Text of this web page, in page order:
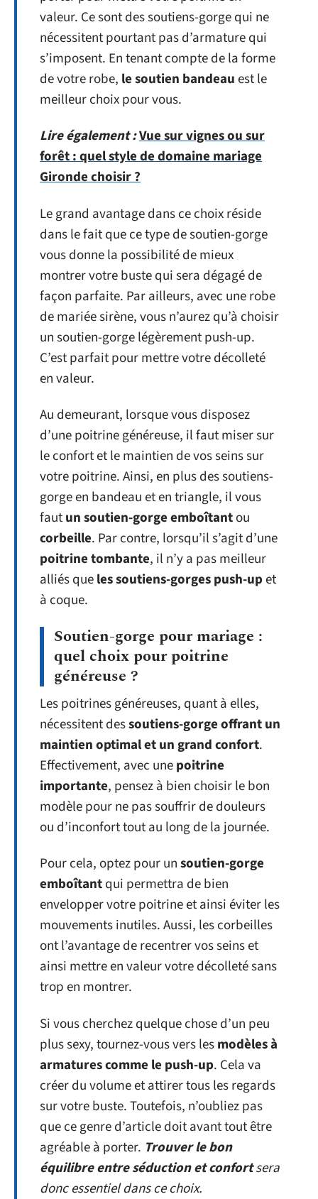
valeur. Ce sont des soutiens-gorge qui ne
nécessitent pourtant pas d’armature qui
s’imposent. En tenant compte de la forme
de votre robe, le soutien bandeauest le
meilleur choix pour vous.
Lire également :Vue sur vignes ou sur
forêt : quel style de domaine mariage
Gironde choisir ?
Le grand avantage dans ce choix réside
dans le fait que ce type de soutien-gorge
vous donne la possibilité de mieux
montrer votre buste qui sera dégagé de
façon parfaite. Par ailleurs, avec une robe
de mariée sirène, vous n’aurez qu’à choisir
un soutien-gorge légèrement push-up.
C’est parfait pour mettre votre décolleté
en valeur.
Au demeurant, lorsque vous disposez
d’une poitrine généreuse, il faut miser sur
le confort et le maintien de vos seins sur
votre poitrine. Ainsi, en plus des soutiens-
gorge en bandeau et en triangle, il vous
fautun soutien-gorge emboîtantou
corbeille. Par contre, lorsqu’il s’agit d’une
poitrine tombante, il n’y a pas meilleur
alliés queles soutiens-gorges push-upet
à coque.
Soutien-gorge pour mariage :
quel choix pour poitrine
généreuse ?
Les poitrines généreuses, quant à elles,
nécessitent dessoutiens-gorge offrant un
maintien optimal et un grand confort.
Effectivement, avec unepoitrine
importante, pensez à bien choisir le bon
modèle pour ne pas souffrir de douleurs
ou d’inconfort tout au long de la journée.
Pour cela, optez pour unsoutien-gorge
emboîtantqui permettra de bien
envelopper votre poitrine et ainsi éviter les
mouvements inutiles. Aussi, les corbeilles
ont l’avantage de recentrer vos seins et
ainsi mettre en valeur votre décolleté sans
trop en montrer.
Si vous cherchez quelque chose d’un peu
plus sexy, tournez-vous vers lesmodèles à
armatures comme le push-up. Cela va
créer du volume et attirer tous les regards
sur votre buste. Toutefois, n’oubliez pas
que ce genre d’article doit avant tout être
agréable à porter. Trouver le bon
équilibre entre séduction et confortsera
donc essentiel dans ce choix.